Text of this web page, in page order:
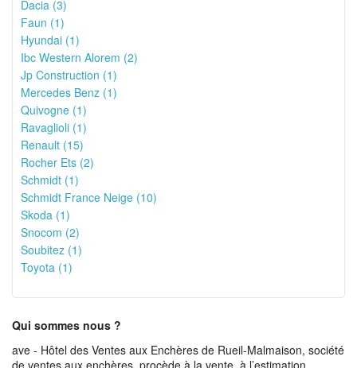
Dacia (3)
Faun (1)
Hyundai (1)
Ibc Western Alorem (2)
Jp Construction (1)
Mercedes Benz (1)
Quivogne (1)
Ravaglioli (1)
Renault (15)
Rocher Ets (2)
Schmidt (1)
Schmidt France Neige (10)
Skoda (1)
Snocom (2)
Soubitez (1)
Toyota (1)
Qui sommes nous ?
ave - Hôtel des Ventes aux Enchères de Rueil-Malmaison, société
de ventes aux enchères, procède à la vente, à l’estimation